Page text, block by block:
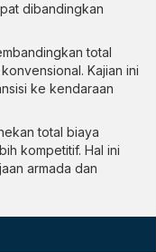
dibandingkan
total
Kajian ini
ke kendaraan
total biaya
kompetitif. Hal ini
armada dan